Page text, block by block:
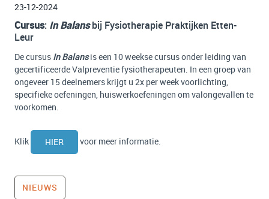
23-12-2024
Cursus: In Balansbij Fysiotherapie Praktijken Etten-
Leur
De cursus In Balansis een 10 weekse cursus onder leiding van
gecertificeerde Valpreventie fysiotherapeuten. In een groep van
ongeveer 15 deelnemers krijgt u 2x per week voorlichting,
specifieke oefeningen, huiswerkoefeningen om valongevallen te
voorkomen.
Klik HIER voor meer informatie.
NIEUWS